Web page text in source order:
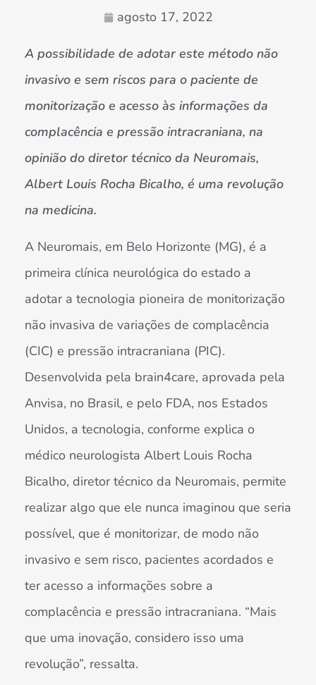
agosto 17, 2022
A possibilidade de adotar este método não
invasivo e sem riscos para o paciente de
monitorização e acesso às informações da
complacência e pressão intracraniana, na
opinião do diretor técnico da Neuromais,
Albert Louis Rocha Bicalho, é uma revolução
na medicina.
A Neuromais, em Belo Horizonte (MG), é a
primeira clínica neurológica do estado a
adotar a tecnologia pioneira de monitorização
não invasiva de variações de complacência
(CIC) e pressão intracraniana (PIC).
Desenvolvida pela brain4care, aprovada pela
Anvisa, no Brasil, e pelo FDA, nos Estados
Unidos, a tecnologia, conforme explica o
médico neurologista Albert Louis Rocha
Bicalho, diretor técnico da Neuromais, permite
realizar algo que ele nunca imaginou que seria
possível, que é monitorizar, de modo não
invasivo e sem risco, pacientes acordados e
ter acesso a informações sobre a
complacência e pressão intracraniana. “Mais
que uma inovação, considero isso uma
revolução”, ressalta.